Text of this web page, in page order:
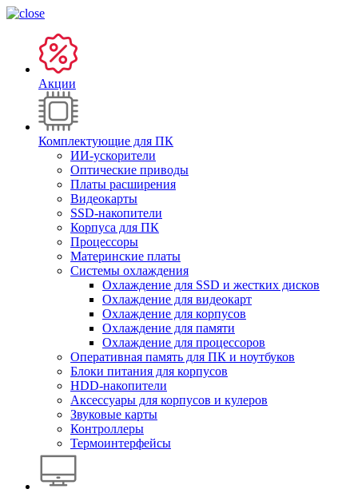
Акции
Комплектующие для ПК
ИИ-ускорители
Оптические приводы
Платы расширения
Видеокарты
SSD-накопители
Корпуса для ПК
Процессоры
Материнские платы
Системы охлаждения
Охлаждение для SSD и жестких дисков
Охлаждение для видеокарт
Охлаждение для корпусов
Охлаждение для памяти
Охлаждение для процессоров
Оперативная память для ПК и ноутбуков
Блоки питания для корпусов
HDD-накопители
Аксессуары для корпусов и кулеров
Звуковые карты
Контроллеры
Термоинтерфейсы